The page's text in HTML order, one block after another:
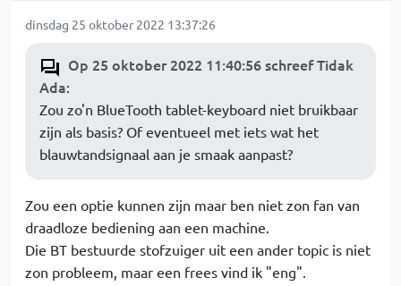
dinsdag 25 oktober 2022 13:37:26
Op 25 oktober 2022 11:40:56 schreef Tidak
Ada:
Zou zo'n BlueTooth tablet-keyboard niet bruikbaar
zijn als basis? Of eventueel met iets wat het
blauwtandsignaal aan je smaak aanpast?
Zou een optie kunnen zijn maar ben niet zon fan van
draadloze bediening aan een machine.
Die BT bestuurde stofzuiger uit een ander topic is niet
zon probleem, maar een frees vind ik "eng".